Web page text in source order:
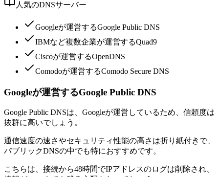
人気のDNSサーバー
Googleが運営するGoogle Public DNS
IBMなど複数企業が運営するQuad9
Ciscoが運営するOpenDNS
Comodoが運営するComodo Secure DNS
Googleが運営するGoogle Public DNS
Google Public DNSは、Googleが運営しているため、信頼度は
抜群に高いでしょう。
通信速度の速さやセキュリティ性能の高さは折り紙付きで、
パブリックDNSの中でも特におすすめです。
こちらは、接続から48時間でIPアドレスのログは削除され、